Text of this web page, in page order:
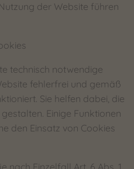
der Website führen
technisch notwendige
fehlerfrei und gemäß
Sie helfen dabei, die
Einige Funktionen
den Einsatz von Cookies
nach Einzelfall Art. 6 Abs. 1